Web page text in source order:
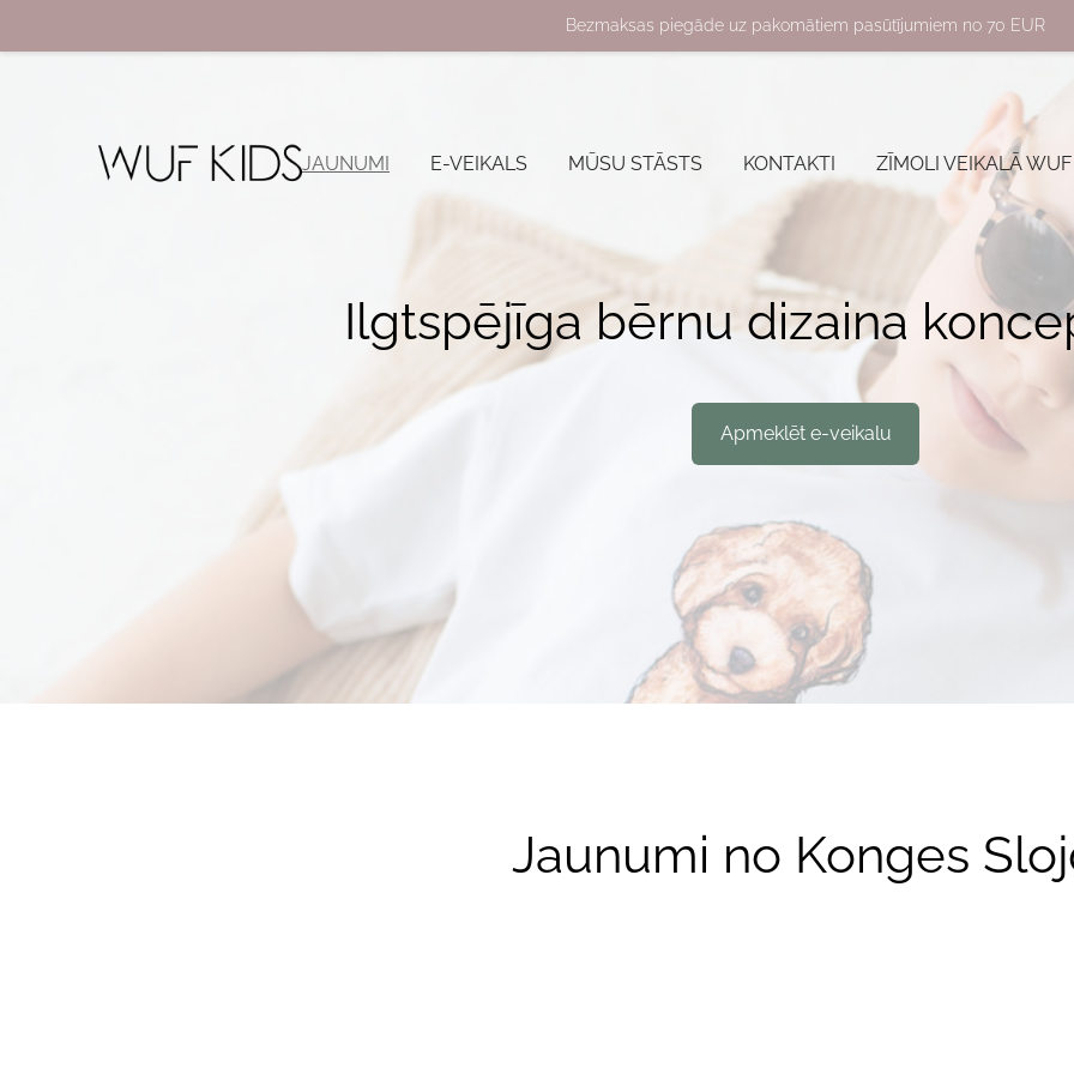
Bezmaksas piegāde uz pakomātiem pasūtījumiem no 70 EUR
JAUNUMI E-VEIKALS MŪSU STĀSTS KONTAKTI ZĪMOLI VEIKALĀ
Ilgtspējīga bērnu dizaina
​Apmeklēt e-veikalu​
Jaunumi no Konges